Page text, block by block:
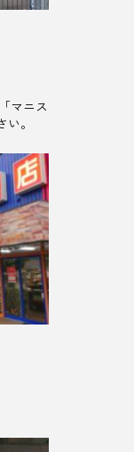
マニス
。